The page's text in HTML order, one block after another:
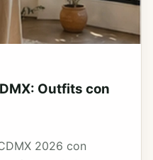
Outfits con
2026 con